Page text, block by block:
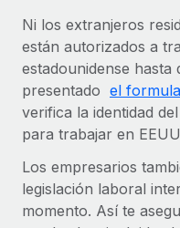
Ni los extranjeros
están autorizados a
estadounidense hasta
presentado el
verifica la identidad
para trabajar en
Los empresarios
legislación laboral
momento. Así te